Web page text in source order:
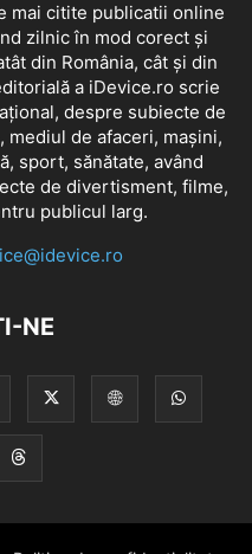
mai citite publicatii online
zilnic în mod corect și
din România, cât și din
a iDevice.ro scrie
despre subiecte de
de afaceri, mașini,
sport, sănătate, având
de divertisment, filme,
publicul larg.
NE